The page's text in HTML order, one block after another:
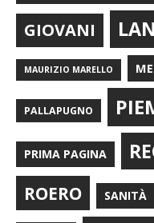
GIOVANI
MAURIZIO MARELLO
PALLAPUGNO
PRIMA PAGINA
ROERO SANITÀ